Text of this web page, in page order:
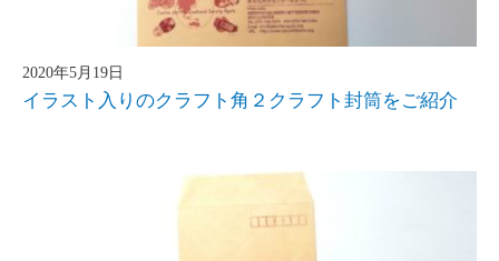
2020年5月19日
イラスト入りのクラフト角２クラフト封筒をご紹介